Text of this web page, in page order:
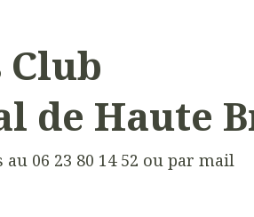
Club
de Haute
06 23 80 14 52 ou par mail